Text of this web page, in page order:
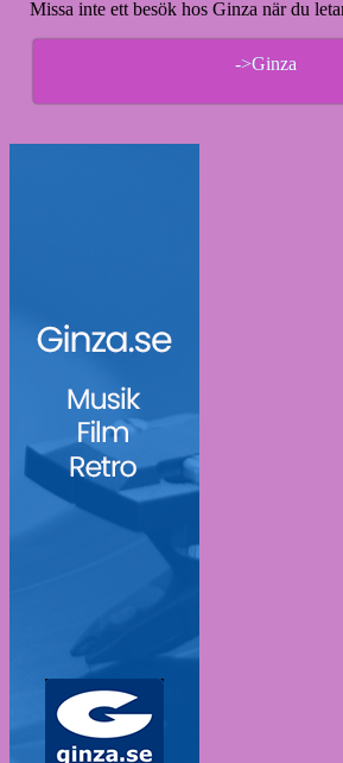
Missa inte ett besök hos Ginza när du
->Ginza